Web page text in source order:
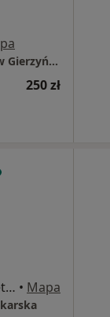
Prywatny Gabinet Neurologiczny Zbigniew Gierzyński
250 zł
Hryniewickiego 6C, 2gie piętro, gabinet 15, Gdynia • Mapa